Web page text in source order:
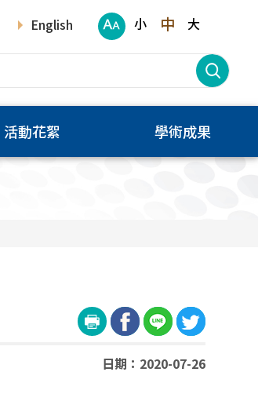
English 小 中 大
活動花絮 學術成果
日期：2020-07-26